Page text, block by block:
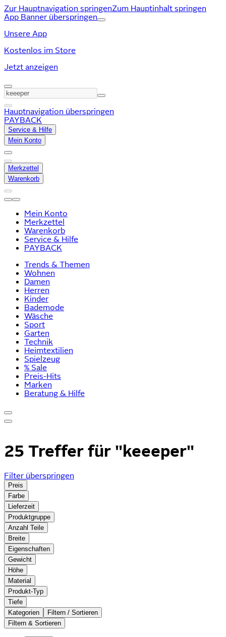
Zur Hauptnavigation springenZum Hauptinhalt springen
App Banner überspringen
Unsere App
Kostenlos im Store
Jetzt anzeigen
Hauptnavigation überspringen
PAYBACK
Service & Hilfe
Mein Konto
Merkzettel
Warenkorb
Mein Konto
Merkzettel
Warenkorb
Service & Hilfe
PAYBACK
Trends & Themen
Wohnen
Damen
Herren
Kinder
Bademode
Wäsche
Sport
Garten
Technik
Heimtextilien
Spielzeug
% Sale
Preis-Hits
Marken
Beratung & Hilfe
25 Treffer für "keeeper"
Filter überspringen
Preis
Farbe
Lieferzeit
Produktgruppe
Anzahl Teile
Breite
Eigenschaften
Gewicht
Höhe
Material
Produkt-Typ
Tiefe
Kategorien
Filtern / Sortieren
Filtern & Sortieren